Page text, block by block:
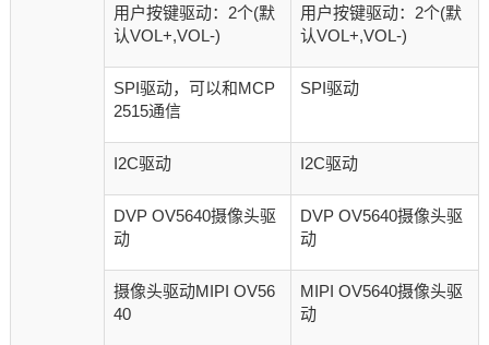
用户按键驱动：2个(默
认VOL+,VOL-)
用户按键驱动：2个(默
认VOL+,VOL-)
SPI驱动，可以和MCP
2515通信
SPI驱动
I2C驱动 I2C驱动
DVP OV5640摄像头驱
动
DVP OV5640摄像头驱
动
摄像头驱动MIPI OV56
40
MIPI OV5640摄像头驱
动